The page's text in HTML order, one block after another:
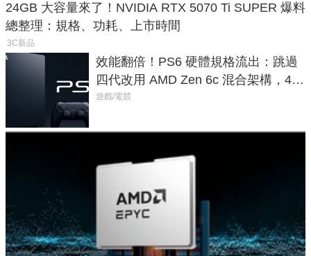
24GB 大容量來了！NVIDIA RTX 5070 Ti SUPER 爆料
總整理：規格、功耗、上市時間
3C新品
效能翻倍！PS6 硬體規格流出：跳過
四代改用 AMD Zen 6c 混合架構，4K
120fps 與全光追時代來臨
遊戲/電競